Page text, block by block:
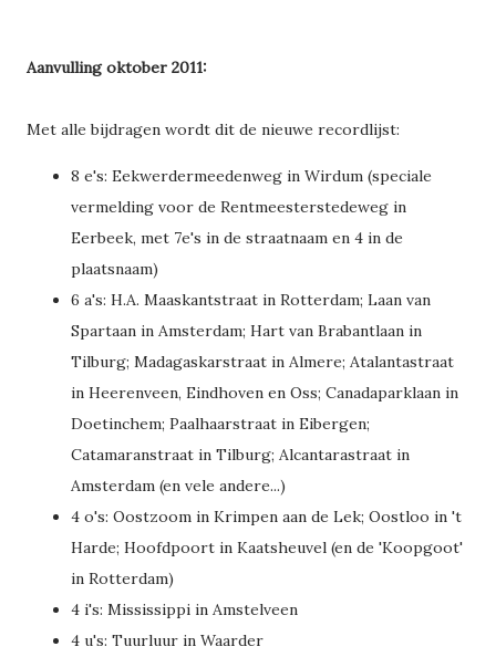
Aanvulling oktober 2011:
Met alle bijdragen wordt dit de nieuwe recordlijst:
8 e's: Eekwerdermeedenweg in Wirdum (speciale
vermelding voor de Rentmeesterstedeweg in
Eerbeek, met 7e's in de straatnaam en 4 in de
plaatsnaam)
6 a's: H.A. Maaskantstraat in Rotterdam; Laan van
Spartaan in Amsterdam; Hart van Brabantlaan in
Tilburg; Madagaskarstraat in Almere; Atalantastraat
in Heerenveen, Eindhoven en Oss; Canadaparklaan in
Doetinchem; Paalhaarstraat in Eibergen;
Catamaranstraat in Tilburg; Alcantarastraat in
Amsterdam (en vele andere...)
4 o's: Oostzoom in Krimpen aan de Lek; Oostloo in 't
Harde; Hoofdpoort in Kaatsheuvel (en de 'Koopgoot'
in Rotterdam)
4 i's: Mississippi in Amstelveen
4 u's: Tuurluur in Waarder